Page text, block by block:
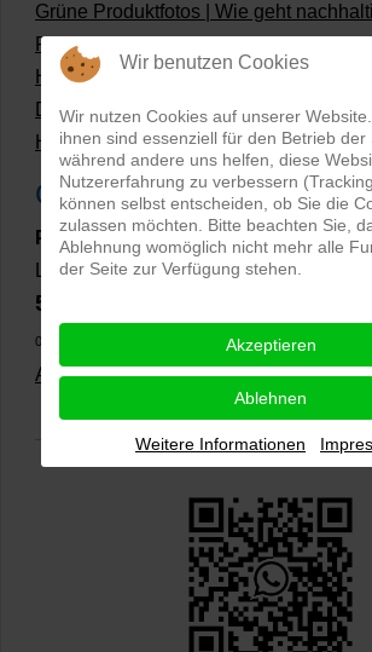
Grüne Produktfotos | Wie geht
Produktfotografie?
Hollow Man Fotografie | Darauf kommt
Dateiformate und Bilder mit
Hollowman und Produktfotografie
Google Rezensionen
PRO-ducto GmbH, Fotografie und
Lichtenau
5,0
02.01.2026)
Alle Rezensionen ansehen|
Wir benutzen Cookies
Wir nutzen Cookies auf unserer
ihnen sind essenziell für den Betrieb der
während andere uns helfen, diese
Nutzererfahrung zu verbessern
können selbst entscheiden, ob Sie die
zulassen möchten. Bitte beachten Sie,
Ablehnung womöglich nicht mehr alle
der Seite zur Verfügung stehen.
Akzeptieren
Ablehnen
Weitere Informationen